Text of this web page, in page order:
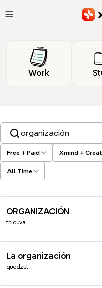
Work
Free + Paid Xmind +
All Time
Search templates, tags…
Xmind Favorites
ORGANIZACIÓN
thicuva
Xmind Favorites
La organización
quedzul